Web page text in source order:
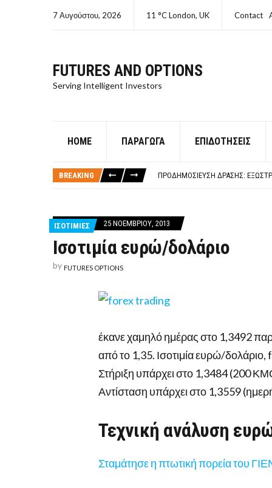
7 Αυγούστου, 2026 11 °C London, UK Contact
FUTURES AND OPTIONS
Serving Intelligent Investors
HOME ΠΑΡΆΓΩΓΑ ΕΠΙΔΟΤΉΣΕΙΣ
BREAKING
ΠΡΟΔΗΜΟΣΊΕΥΣΗ ΔΡΆΣΗΣ:
ΤΑΜΕΊΟ ΜΙΚΡΟΠΙΣΤΏΣΕΩΝ ΣΥΧΝΈΣ
ΙΣΟΤΙΜΙΕΣ 25 ΝΟΕΜΒΡΊΟΥ, 2013
Ισοτιμία ευρώ/δολάριο
by FUTURES OPTIONS
έκανε χαμηλό ημέρας στο 1,3492
από το 1,35. Ισοτιμία ευρώ/δολάριο,
Στήριξη υπάρχει στο 1,3484 (200
Αντίσταση υπάρχει στο 1,3559
Τεχνική ανάλυση
Σταμάτησε η πτωτική πορεία του